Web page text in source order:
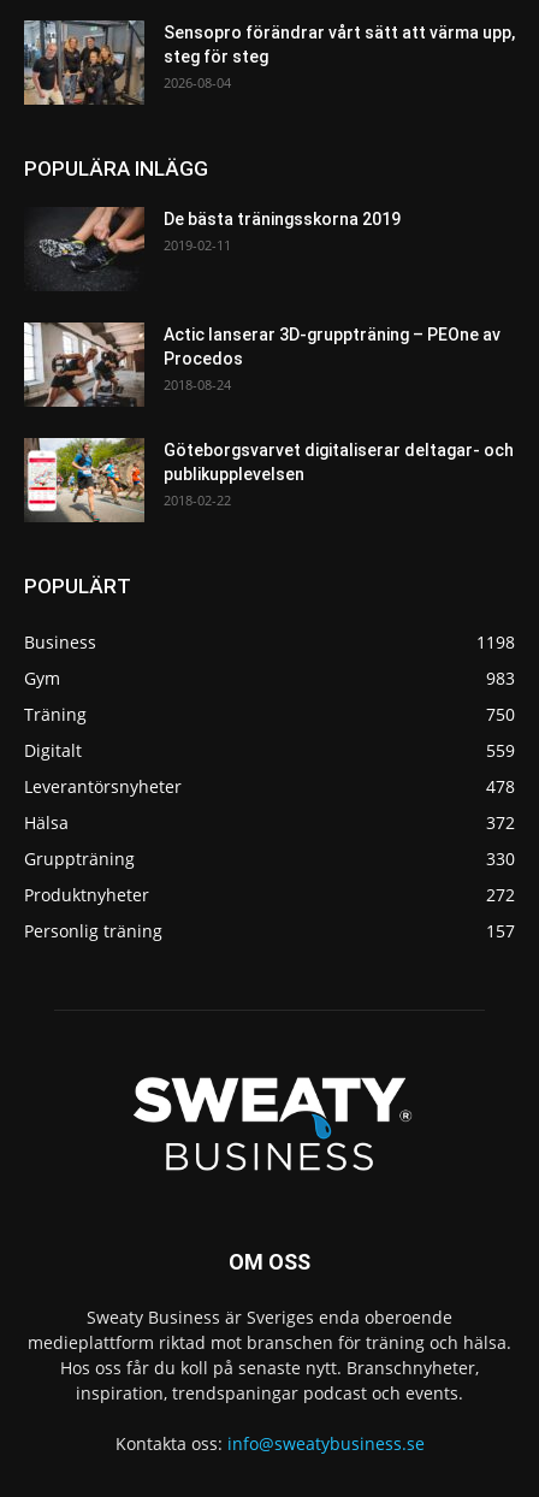
Sensopro förändrar vårt sätt att värma upp,
steg för steg
2026-08-04
POPULÄRA INLÄGG
De bästa träningsskorna 2019
2019-02-11
Actic lanserar 3D-gruppträning – PEOne av
Procedos
2018-08-24
Göteborgsvarvet digitaliserar deltagar- och
publikupplevelsen
2018-02-22
POPULÄRT
Business
1198
Gym
983
Träning
750
Digitalt
559
Leverantörsnyheter
478
Hälsa
372
Gruppträning
330
Produktnyheter
272
Personlig träning
157
OM OSS
Sweaty Business är Sveriges enda oberoende
medieplattform riktad mot branschen för träning och hälsa.
Hos oss får du koll på senaste nytt. Branschnyheter,
inspiration, trendspaningar podcast och events.
Kontakta oss: info@sweatybusiness.se